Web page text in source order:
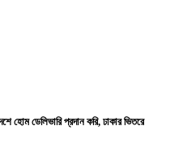
হোম ডেলিভারি প্রদান করি, ঢাকার ভিতরে